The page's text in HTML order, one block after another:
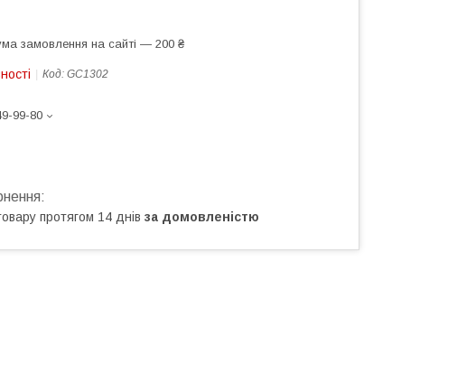
замовлення на сайті — 200 ₴
Код: GC1302
99-80
протягом 14 днів за домовленістю